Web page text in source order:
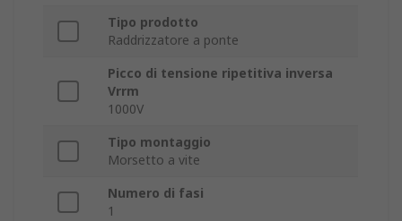
Tipo prodotto
Raddrizzatore a ponte
Picco di tensione ripetitiva inversa
Vrrm
1000V
Tipo montaggio
Morsetto a vite
Numero di fasi
1